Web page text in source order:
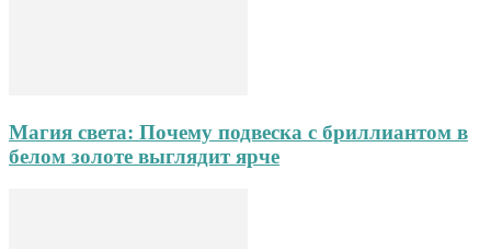
Магия света: Почему подвеска с бриллиантом в
белом золоте выглядит ярче